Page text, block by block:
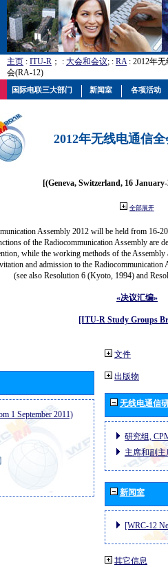
主页 : ITU-R ； : 大会和会议; : RA: 2012年
会(RA-12)
2012年无线电通信
[(Geneva, Switzerland, 16
全部展开
Assembly 2012 will be held from 16-
of the Radiocommunication Assembly are
while the working methods of the
and admission to the
(see also Resolution 6 (Kyoto, 1994) and
«决议汇编»
[ITU-R Study Groups
1 September 2011)
文件
出版物
无线电通信
研究组,
主席和副主
新闻室
[WRC-12
其它信息
国际电联三大部门 新闻室 各项活动